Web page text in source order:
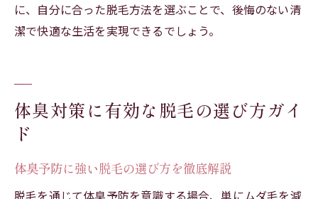
に、自分に合った脱毛方法を選ぶことで、後悔のない清
潔で快適な生活を実現できるでしょう。
体臭対策に有効な脱毛の選び方ガイ
ド
体臭予防に強い脱毛の選び方を徹底解説
脱毛を通じて体臭予防を意識する場合、単にムダ毛を減